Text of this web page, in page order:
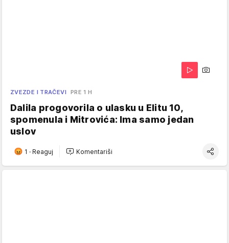
ZVEZDE I TRAČEVI PRE 1 H
Dalila progovorila o ulasku u Elitu 10,
spomenula i Mitrovića: Ima samo jedan
uslov
1 · Reaguj Komentariši